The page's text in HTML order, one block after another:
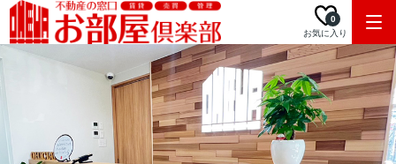
お気に入り
0